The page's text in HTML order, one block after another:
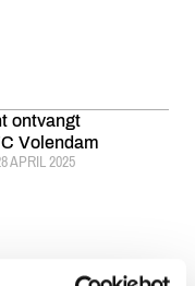
ontvangt
Volendam
APRIL 2025